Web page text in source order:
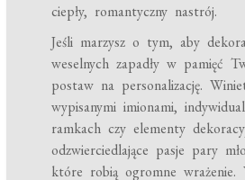
ciepły, romantyczny nastrój.
Jeśli marzysz o tym, aby
weselnych zapadły w pamięć
postaw na personalizację.
wypisanymi imionami,
ramkach czy elementy
odzwierciedlające pasje pary
które robią ogromne wrażenie.